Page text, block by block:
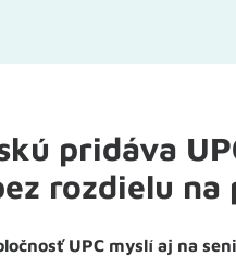
pridáva
rozdielu
UPC myslí aj na